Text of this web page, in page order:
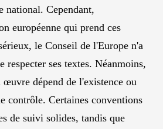
national. Cependant,
européenne qui prend ces
le Conseil de l'Europe n'a
respecter ses textes. Néanmoins,
dépend de l'existence ou
contrôle. Certaines conventions
de suivi solides, tandis que